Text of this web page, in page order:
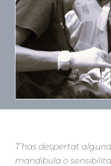
T’has despertat
mandíbula o